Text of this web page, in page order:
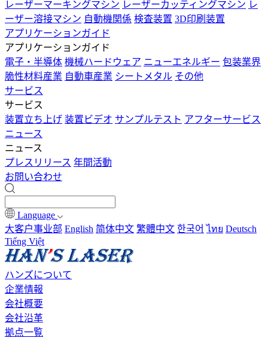
レーザーマーキングマシン レーザーカッティングマシン レ
ーザー溶接マシン 自動機関係 検査装置 3D印刷装置
アプリケーションガイド
アプリケーションガイド
電子・半導体 機械ハードウェア ニューエネルギー 包装業界
脆性材料産業 自動車産業 シートメタル その他
サービス
サービス
装置立ち上げ 装置ビデオ サンプルテスト アフターサービス
ニュース
ニュース
プレスリリース 年間活動
お問い合わせ
Language
大客户事业部 English 简体中文 繁體中文 한국어 ไทย Deutsch
Tiếng Việt
ハンズについて
企業情報
会社概要
会社沿革
拠点一覧